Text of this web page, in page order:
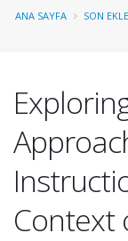
ANA SAYFA SON
Context